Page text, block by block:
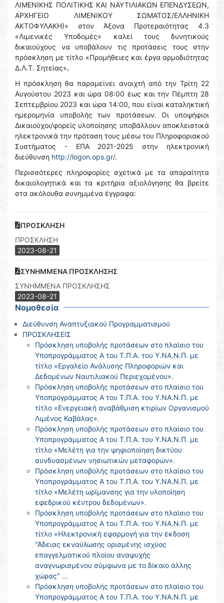
ΛΙΜΕΝΙΚΗΣ ΠΟΛΙΤΙΚΗΣ ΚΑΙ ΝΑΥΤΙΛΙΑΚΩΝ ΕΠΕΝΔΥΣΕΩΝ,
ΑΡΧΗΓΕΙΟ ΛΙΜΕΝΙΚΟΥ ΣΩΜΑΤΟΣ/ΕΛΛΗΝΙΚΗ
ΑΚΤΟΦΥΛΑΚΗ)» στον Άξονα Προτεραιότητας 4.3
«Λιμενικές Υποδομές» καλεί τους δυνητικούς
δικαιούχους να υποβάλουν τις προτάσεις τους στην
πρόσκληση με τίτλο «Προμήθειες και έργα αρμοδιότητας
Δ.Λ.Τ. Σητείας».
Η πρόσκληση θα παραμείνει ανοιχτή από την Τρίτη 22
Αυγούστου 2023 και ώρα 08:00 έως και την Πέμπτη 28
Σεπτεμβρίου 2023 και ώρα 14:00, που είναι καταληκτική
ημερομηνία υποβολής των προτάσεων. Οι υποψήφιοι
Δικαιούχοι/φορείς υλοποίησης υποβάλλουν αποκλειστικά
ηλεκτρονικά την πρόταση τους μέσω του Πληροφοριακού
Συστήματος - ΕΠΑ 2021-2025 στην ηλεκτρονική
διεύθυνση http://logon.ops.gr/.
Περισσότερες πληροφορίες σχετικά με τα απαραίτητα
δικαιολογητικά και τα κριτήρια αξιολόγησης θα βρείτε
στα ακόλουθα συνημμένα έγγραφα:
ΠΡΟΣΚΛΗΣΗ
ΠΡΟΣΚΛΗΣΗ
2023-08-21
ΣΥΝΗΜΜΕΝΑ ΠΡΟΣΚΛΗΣΗΣ
ΣΥΝΗΜΜΕΝΑ ΠΡΟΣΚΛΗΣΗΣ
2023-08-21
Νομοθεσία
Διεύθυνση Αναπτυξιακού Προγραμματισμού
ΠΡΟΣΚΛΗΣΕΙΣ
Πρόσκληση υποβολής προτάσεων στο πλαίσιο του
Υποπρογράμματος Α του Τ.Π.Α. του Υ.ΝΑ.Ν.Π. με
τίτλο «Εργαλείο Ανάλυσης Πληροφοριών και
Δεδομένων Ναυτιλιακού Περιεχομένου».
Πρόσκληση υποβολής προτάσεων στο πλαίσιο του
Υποπρογράμματος Α του Τ.Π.Α. του Υ.ΝΑ.Ν.Π. με
τίτλο «Ενεργειακή αναβάθμιση κτιρίων Οργανισμού
Λιμένος Καβάλας».
Πρόσκληση υποβολής προτάσεων στο πλαίσιο του
Υποπρογράμματος Α του Τ.Π.Α. του Υ.ΝΑ.Ν.Π. με
τίτλο «Μελέτη για την ψηφιοποίηση δικτύου
συνδυασμένων νησιωτικών μεταφορών».
Πρόσκληση υποβολής προτάσεων στο πλαίσιο του
Υποπρογράμματος Α του Τ.Π.Α. του Υ.ΝΑ.Ν.Π. με
τίτλο «Μελέτη ωρίμανσης για την υλοποίηση
εφεδρικού κέντρου δεδομένων».
Πρόσκληση υποβολής προτάσεων στο πλαίσιο του
Υποπρογράμματος Α του Τ.Π.Α. του Υ.ΝΑ.Ν.Π. με
τίτλο «Ηλεκτρονική εφαρμογή για την έκδοση
"Άδειας εκναύλωσης ορισμένης ισχύος
επαγγελματικού πλοίου αναψυχής
αναγνωρισμένου σύμφωνα με το δίκαιο άλλης
χώρας" ...
Πρόσκληση υποβολής προτάσεων στο πλαίσιο του
Υποπρογράμματος Α του Τ.Π.Α. του Υ.ΝΑ.Ν.Π. με